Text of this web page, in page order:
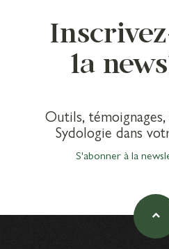
la
Outils,
Sydologie dans
S'abonner à la